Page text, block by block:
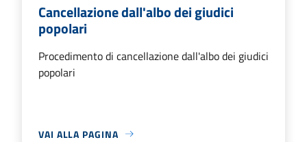
Cancellazione dall'albo dei giudici
popolari
Procedimento di cancellazione dall'albo dei giudici
popolari
VAI ALLA PAGINA